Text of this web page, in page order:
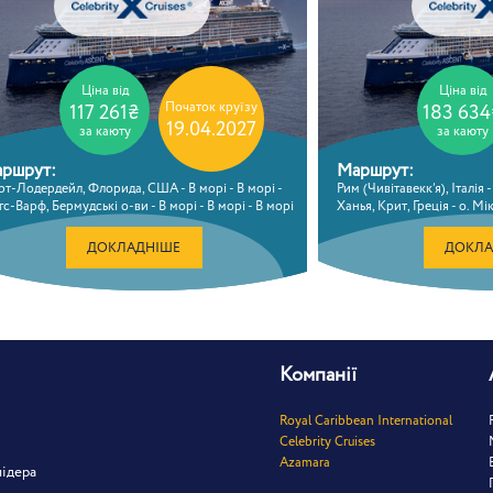
Ціна від
117 261₴
за каюту
Початок круїзу
19.04.2027
Лодердейл, Флорида, США - В морі - В морі -
Варф, Бермудські о-ви - В морі - В морі - В морі
морі - Понта Делгада, Португалія - В морі - В морі
Іспанія - Картахена, Іспанія - В морі - Рим
Італія
ДОКЛАДНІШЕ
Ціна від
183
за каюту
Маршрут:
Рим (Чивітавекк’я),
Ханья, Крит, Греція - о.
Туреччина - Санторіні,
В морі - Валлетта, Мальта -
(Чивітавекк’я), Італія
Компанії
Royal Caribbean International
Celebrity Cruises
Azamara